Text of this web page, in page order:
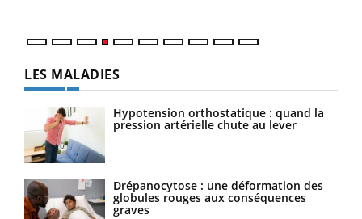
LES MALADIES
Hypotension orthostatique : quand la
pression artérielle chute au lever
Drépanocytose : une déformation des
globules rouges aux conséquences
graves